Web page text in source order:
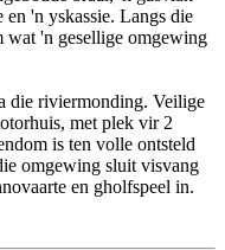
'n yskassie. Langs die
wat 'n gesellige omgewing
die riviermonding. Veilige
met plek vir 2
is ten volle ontsteld
omgewing sluit visvang
en gholfspeel in.